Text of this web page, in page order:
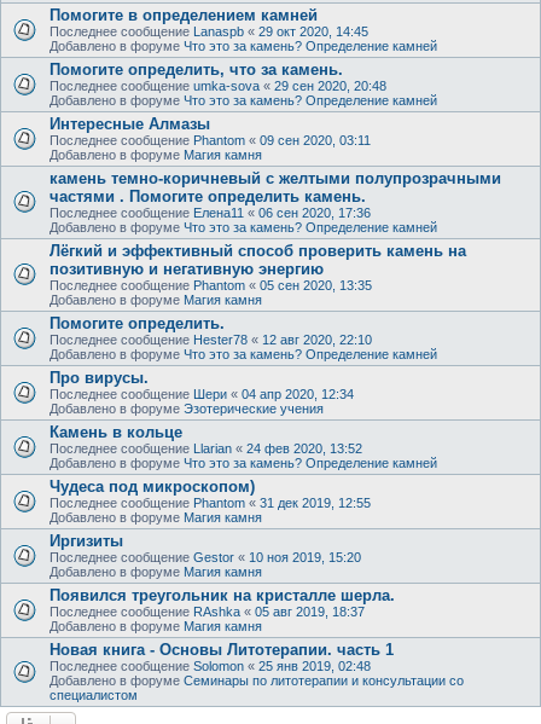
Помогите в определением камней
Последнее сообщение Lanaspb « 29 окт 2020, 14:45
Добавлено в форуме Что это за камень? Определение камней
Помогите определить, что за камень.
Последнее сообщение umka-sova « 29 сен 2020, 20:48
Добавлено в форуме Что это за камень? Определение камней
Интересные Алмазы
Последнее сообщение Phantom « 09 сен 2020, 03:11
Добавлено в форуме Магия камня
камень темно-коричневый с желтыми полупрозрачными
частями . Помогите определить камень.
Последнее сообщение Елена11 « 06 сен 2020, 17:36
Добавлено в форуме Что это за камень? Определение камней
Лёгкий и эффективный способ проверить камень на
позитивную и негативную энергию
Последнее сообщение Phantom « 05 сен 2020, 13:35
Добавлено в форуме Магия камня
Помогите определить.
Последнее сообщение Hester78 « 12 авг 2020, 22:10
Добавлено в форуме Что это за камень? Определение камней
Про вирусы.
Последнее сообщение Шери « 04 апр 2020, 12:34
Добавлено в форуме Эзотерические учения
Камень в кольце
Последнее сообщение Llarian « 24 фев 2020, 13:52
Добавлено в форуме Что это за камень? Определение камней
Чудеса под микроскопом)
Последнее сообщение Phantom « 31 дек 2019, 12:55
Добавлено в форуме Магия камня
Иргизиты
Последнее сообщение Gestor « 10 ноя 2019, 15:20
Добавлено в форуме Магия камня
Появился треугольник на кристалле шерла.
Последнее сообщение RAshka « 05 авг 2019, 18:37
Добавлено в форуме Магия камня
Новая книга - Основы Литотерапии. часть 1
Последнее сообщение Solomon « 25 янв 2019, 02:48
Добавлено в форуме Семинары по литотерапии и консультации со
специалистом